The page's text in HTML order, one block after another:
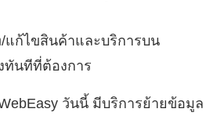
แก้ไขสินค้าและบริการบน
ทันทีที่ต้องการ
วันนี้ มีบริการย้ายข้อมูล